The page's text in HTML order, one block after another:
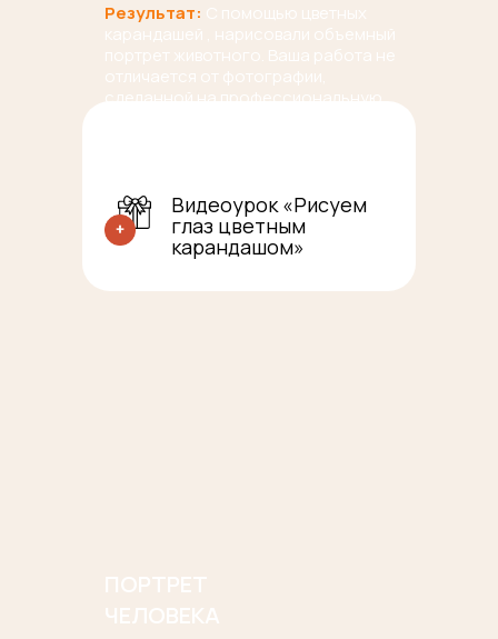
Видеоурок «Рисуем
глаз цветным
карандашом»
Результат: С помощью цветных
карандашей , нарисовали объемный
портрет животного. Ваша работа не
отличается от фотографии,
сделанной на профессиональную
ПОРТРЕТ
ЧЕЛОВЕКА